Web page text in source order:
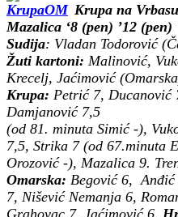
Krupa na
Mazalica ‘8 (pen) ’12
Sudija: Vladan Todorović
Žuti kartoni: Malinović,
Krecelj, Jaćimović
Krupa: Petrić 7, Ducanović
Damjanović 7,5
(od 81. minuta Simić -),
7,5, Strika 7 (od 67.minuta
Orozović -), Mazalica 9.
Omarska: Begović 6,
7, Nišević Nemanja 6,
Grahovac 7, Jaćimović 6,